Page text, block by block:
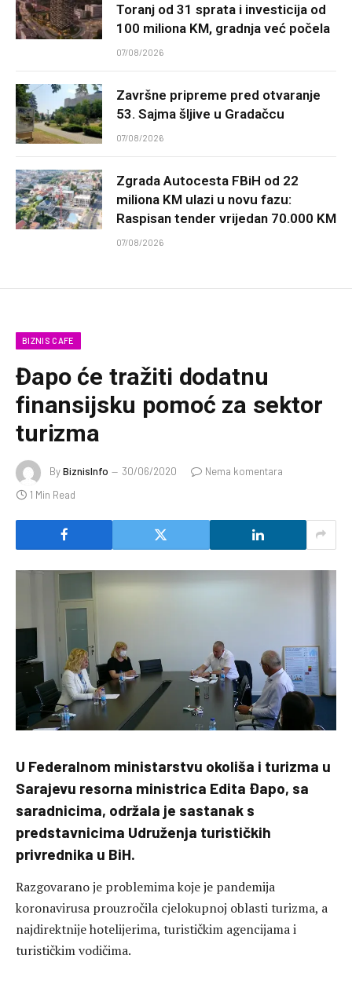
Toranj od 31 sprata i investicija od
100 miliona KM, gradnja već počela
07/08/2026
Završne pripreme pred otvaranje
53. Sajma šljive u Gradačcu
07/08/2026
Zgrada Autocesta FBiH od 22
miliona KM ulazi u novu fazu:
Raspisan tender vrijedan 70.000 KM
07/08/2026
BIZNIS CAFE
Đapo će tražiti dodatnu
finansijsku pomoć za sektor
turizma
ByBiznisInfo 30/06/2020
Nema komentara
1 Min Read
U Federalnom ministarstvu okoliša i turizma u
Sarajevu resorna ministrica Edita Đapo, sa
saradnicima, održala je sastanak s
predstavnicima Udruženja turističkih
privrednika u BiH.
Razgovarano je problemima koje je pandemija
koronavirusa prouzročila cjelokupnoj oblasti turizma, a
najdirektnije hotelijerima, turističkim agencijama i
turističkim vodičima.